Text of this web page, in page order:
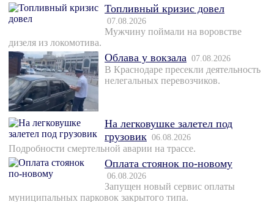
Топливный кризис довел
07.08.2026
Мужчину поймали на воровстве
дизеля из локомотива.
Облава у вокзала 07.08.2026
В Краснодаре пресекли деятельность
нелегальных перевозчиков.
На легковушке залетел под
грузовик 06.08.2026
Подробности смертельной аварии на трассе.
Оплата стоянок по-новому
06.08.2026
Запущен новый сервис оплаты
муниципальных парковок закрытого типа.